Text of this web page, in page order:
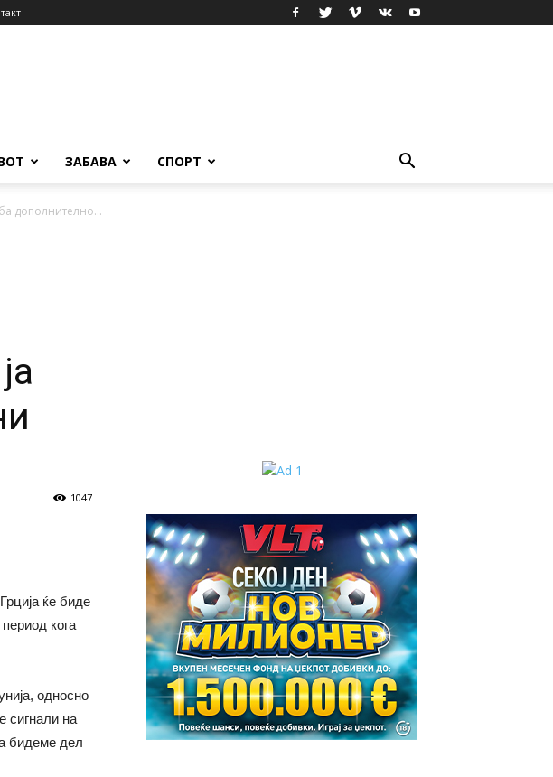
ЗАБАВА СПОРТ
дополнително...
1047
ќе биде
кога
односно
сигнали на
бидеме дел